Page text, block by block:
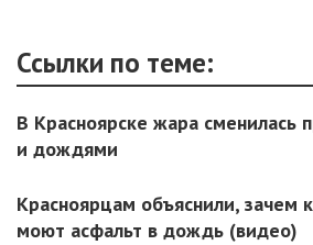
Ссылки по теме:
В Красноярске жара сменилась
и дождями
Красноярцам объяснили, зачем
моют асфальт в дождь (видео)